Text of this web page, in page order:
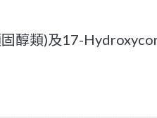
醇類)及17-